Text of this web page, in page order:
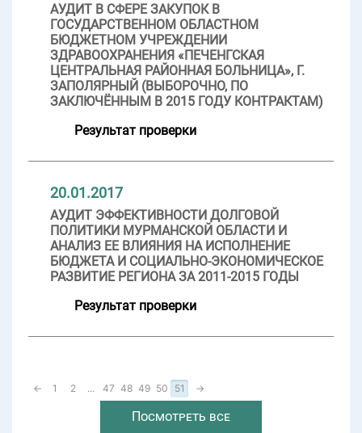
АУДИТ В СФЕРЕ ЗАКУПОК В
ГОСУДАРСТВЕННОМ ОБЛАСТНОМ
БЮДЖЕТНОМ УЧРЕЖДЕНИИ
ЗДРАВООХРАНЕНИЯ «ПЕЧЕНГСКАЯ
ЦЕНТРАЛЬНАЯ РАЙОННАЯ БОЛЬНИЦА», Г.
ЗАПОЛЯРНЫЙ (ВЫБОРОЧНО, ПО
ЗАКЛЮЧЁННЫМ В 2015 ГОДУ КОНТРАКТАМ)
Результат проверки
20.01.2017
АУДИТ ЭФФЕКТИВНОСТИ ДОЛГОВОЙ
ПОЛИТИКИ МУРМАНСКОЙ ОБЛАСТИ И
АНАЛИЗ ЕЕ ВЛИЯНИЯ НА ИСПОЛНЕНИЕ
БЮДЖЕТА И СОЦИАЛЬНО-ЭКОНОМИЧЕСКОЕ
РАЗВИТИЕ РЕГИОНА ЗА 2011-2015 ГОДЫ
Результат проверки
← 1 2 ... 47 48 49 50 51 →
Посмотреть все